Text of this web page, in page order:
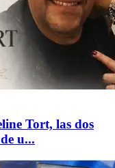
Tort, las dos
u...